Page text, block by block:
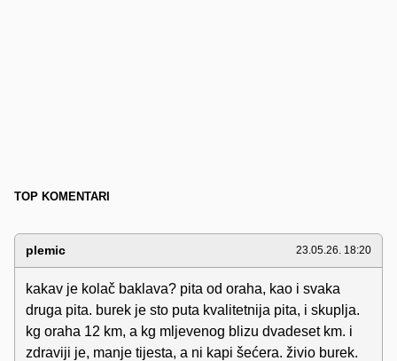
TOP KOMENTARI
plemic 23.05.26. 18:20
kakav je kolač baklava? pita od oraha, kao i svaka
druga pita. burek je sto puta kvalitetnija pita, i skuplja.
kg oraha 12 km, a kg mljevenog blizu dvadeset km. i
zdraviji je, manje tijesta, a ni kapi šećera. živio burek.